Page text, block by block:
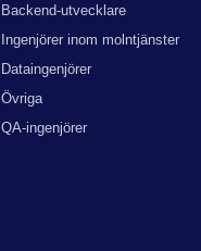
Backend-utvecklare
Ingenjörer inom molntjänster
Dataingenjörer
Övriga
QA-ingenjörer